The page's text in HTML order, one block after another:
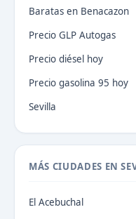
Baratas en Benacazon
Precio GLP Autogas
Precio diésel hoy
Precio gasolina 95 hoy
Sevilla
MÁS CIUDADES EN
El Acebuchal